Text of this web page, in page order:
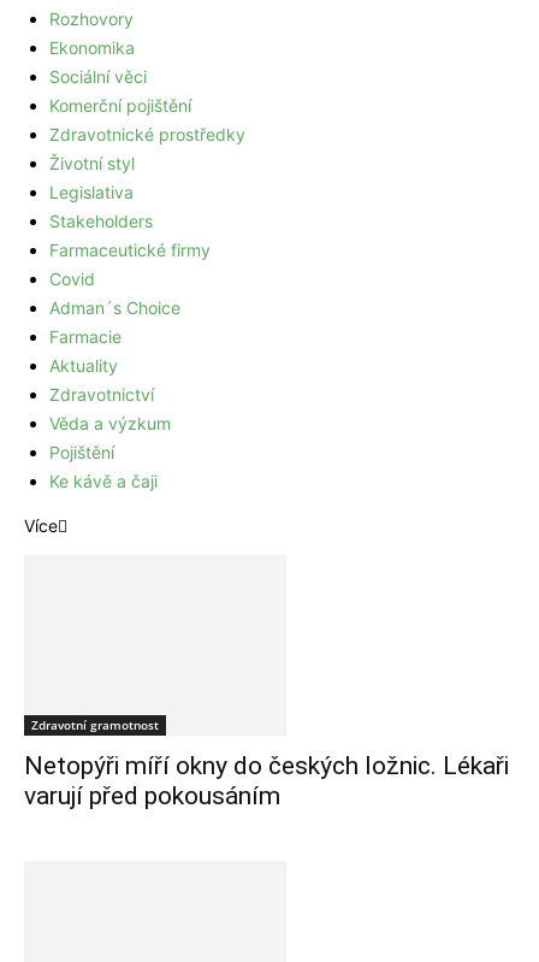
Rozhovory
Ekonomika
Sociální věci
Komerční pojištění
Zdravotnické prostředky
Životní styl
Legislativa
Stakeholders
Farmaceutické firmy
Covid
Adman´s Choice
Farmacie
Aktuality
Zdravotnictví
Věda a výzkum
Pojištění
Ke kávě a čaji
Více
Zdravotní gramotnost
Netopýři míří okny do českých ložnic. Lékaři
varují před pokousáním